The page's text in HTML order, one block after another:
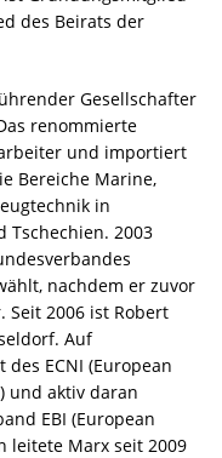
des Beirats der
Gesellschafter
renommierte
und importiert
Bereiche Marine,
in
Tschechien. 2003
nachdem er zuvor
Seit 2006 ist Robert
Auf
ECNI (European
und aktiv daran
EBI (European
leitete Marx seit 2009